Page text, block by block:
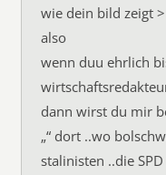
wie dein bild zeigt
also
wenn duu ehrlich
dann wirst du mir
„“ dort ..wo
stalinisten ..die